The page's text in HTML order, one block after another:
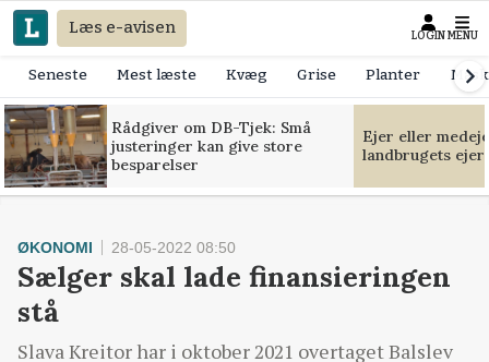
Læs e-avisen LOGIN MENU
Seneste Mest læste Kvæg Grise Planter
Rådgiver om DB-Tjek: Små
justeringer kan give store
besparelser
Ejer eller
landbrugets
ØKONOMI 28-05-2022 08:50
Sælger skal lade finansieringen
stå
Slava Kreitor har i oktober 2021 overtaget Balslev